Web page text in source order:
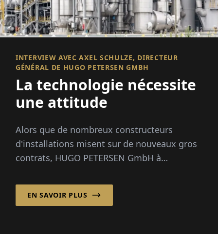
INTERVIEW AVEC AXEL SCHULZE, DIRECTEUR
GÉNÉRAL DE HUGO PETERSEN GMBH
La technologie nécessite
une attitude
Alors que de nombreux constructeurs
d'installations misent sur de nouveaux gros
contrats, HUGO PETERSEN GmbH à
1990 sur l'opt...
EN SAVOIR PLUS